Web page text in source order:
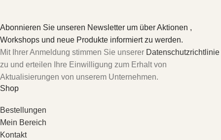
Abonnieren Sie unseren Newsletter um über Aktionen ,
Workshops und neue Produkte informiert zu werden.
Mit Ihrer Anmeldung stimmen Sie unserer Datenschutzrichtlinie
zu und erteilen Ihre Einwilligung zum Erhalt von
Aktualisierungen von unserem Unternehmen.
Shop
Bestellungen
Mein Bereich
Kontakt